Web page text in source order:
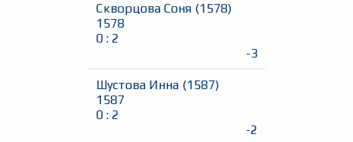
Скворцова Соня (1578)
1578
0: 2
-3
Шустова Инна (1587)
1587
0: 2
-2